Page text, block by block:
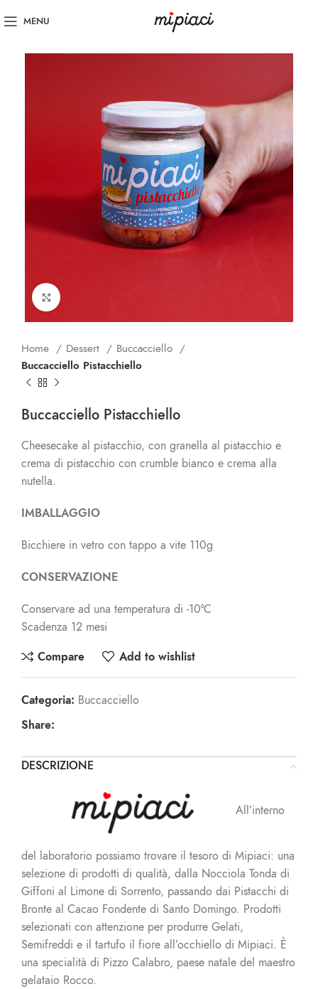
MENU
Home Dessert
Buccacciello
Buccacciello Pistacchiello
Buccacciello Pistacchiello
Cheesecake al pistacchio, con granella al pistacchio e
crema di pistacchio con crumble bianco e crema alla
nutella.
IMBALLAGGIO
Bicchiere in vetro con tappo a vite 110g
CONSERVAZIONE
Conservare ad una temperatura di -10°C
Scadenza 12 mesi
Compare
Add to wishlist
Categoria: Buccacciello
Share:
DESCRIZIONE
All’interno
del laboratorio possiamo trovare il tesoro di Mipiaci: una
selezione di prodotti di qualità, dalla Nocciola Tonda di
Giffoni al Limone di Sorrento, passando dai Pistacchi di
Bronte al Cacao Fondente di Santo Domingo. Prodotti
selezionati con attenzione per produrre Gelati,
Semifreddi e il tartufo il fiore all’occhiello di Mipiaci. È
una specialità di Pizzo Calabro, paese natale del maestro
gelataio Rocco.